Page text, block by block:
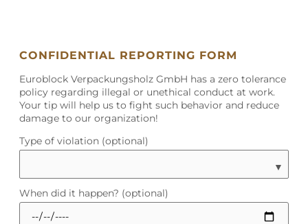
CONFIDENTIAL REPORTING FORM
Euroblock Verpackungsholz GmbH has a zero tolerance
policy regarding illegal or unethical conduct at work.
Your tip will help us to fight such behavior and reduce
damage to our organization!
Type of violation (optional)
▼
When did it happen? (optional)